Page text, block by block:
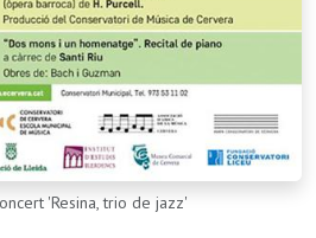
'Resina, trio de jazz'